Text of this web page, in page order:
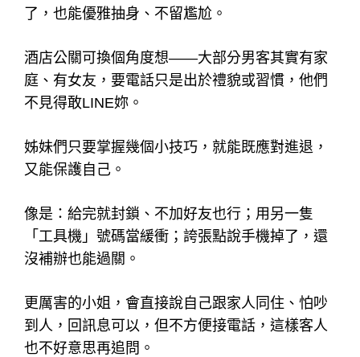
了，也能優雅抽身、不留尷尬。
酒店公關可換個角度想——大部分男客其實有家
庭、有女友，要電話只是出於禮貌或習慣，他們
不見得敢LINE妳。
姊妹們只要掌握幾個小技巧，就能既應對進退，
又能保護自己。
像是：給完就封鎖、不加好友也行；用另一隻
「工具機」號碼當緩衝；誇張點說手機掉了，還
沒補辦也能過關。
更厲害的小姐，會直接說自己跟家人同住、怕吵
到人，回訊息可以，但不方便接電話，這樣客人
也不好意思再追問。